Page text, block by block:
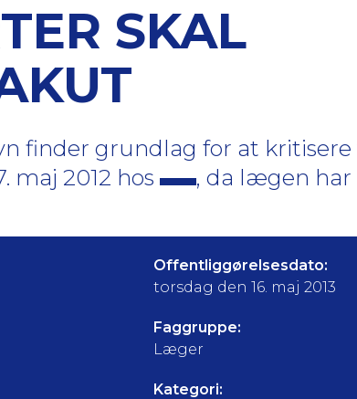
SKAL
finder grundlag for at
maj 2012 hos
, da lægen
Offentliggørelsesdato:
torsdag den 16. maj 2013
Faggruppe:
Læger
Kategori: